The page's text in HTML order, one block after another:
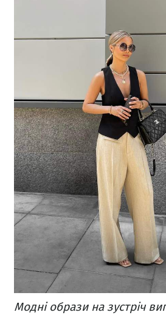
Модні образи на зустріч